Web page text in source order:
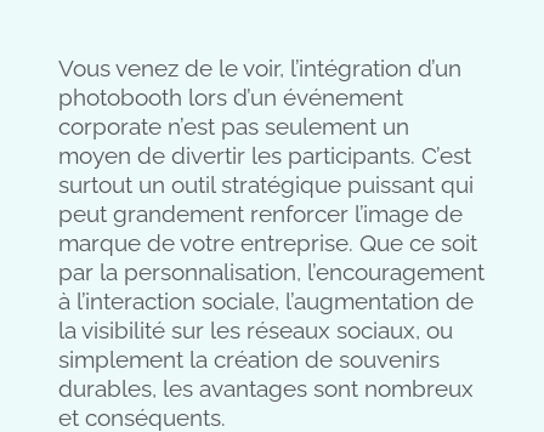
Vous venez de le voir, l’intégration d’un
photobooth lors d’un événement
corporate n’est pas seulement un
moyen de divertir les participants. C’est
surtout un outil stratégique puissant qui
peut grandement renforcer l’image de
marque de votre entreprise. Que ce soit
par la personnalisation, l’encouragement
à l’interaction sociale, l’augmentation de
la visibilité sur les réseaux sociaux, ou
simplement la création de souvenirs
durables, les avantages sont nombreux
et conséquents.